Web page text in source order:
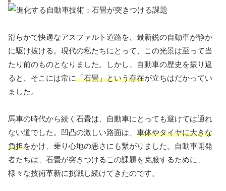
滑らかで快適なアスファルト道路を、最新鋭の自動車が静か
に駆け抜ける。現代の私たちにとって、この光景は至って当
たり前のものとなりました。しかし、自動車の歴史を振り返
ると、そこには常に「石畳」という存在が立ちはだかってい
ました。
馬車の時代から続く石畳は、自動車にとっても避けては通れ
ない道でした。凹凸の激しい路面は、 車体やタイヤに大きな
負担をかけ、乗り心地の悪さにも繋がりました。自動車開発
者たちは、石畳が突きつけるこの課題を克服するために、
様々な技術革新に挑戦し続けてきたのです。